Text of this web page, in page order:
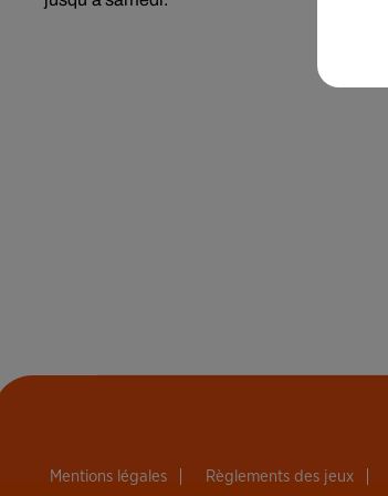
Mentions légales Règlements des jeux